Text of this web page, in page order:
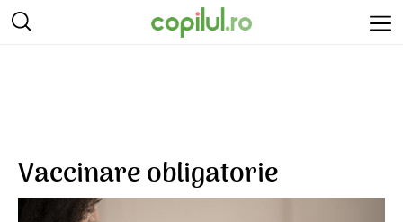
Vaccinare obligatorie